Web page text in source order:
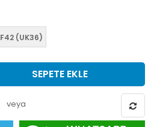
F42 (UK36)
SEPETE EKLE
veya